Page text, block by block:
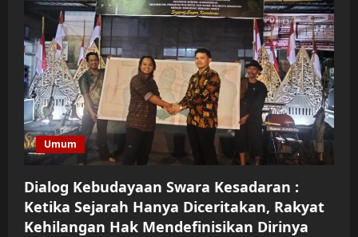
Umum
Dialog Kebudayaan Swara Kesadaran :
Ketika Sejarah Hanya Diceritakan, Rakyat
Kehilangan Hak Mendefinisikan Dirinya